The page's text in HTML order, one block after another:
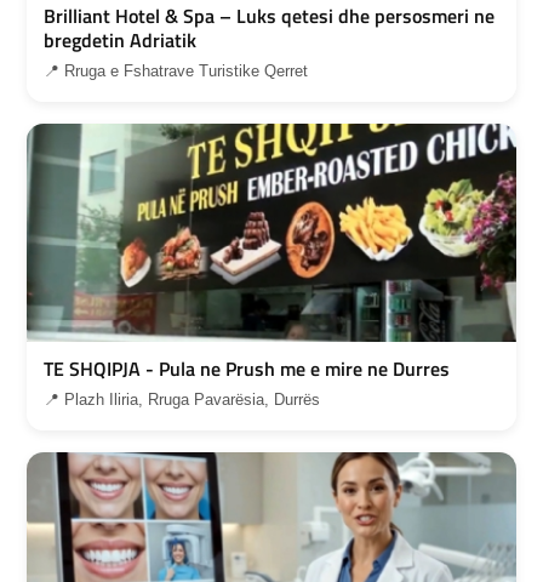
Brilliant Hotel & Spa – Luks qetesi dhe persosmeri ne
bregdetin Adriatik
📍 Rruga e Fshatrave Turistike Qerret
TE SHQIPJA - Pula ne Prush me e mire ne Durres
📍 Plazh Iliria, Rruga Pavarësia, Durrës